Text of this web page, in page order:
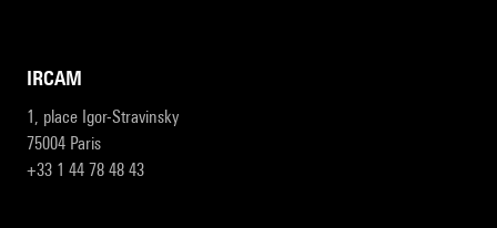
IRCAM
1, place Igor-Stravinsky
75004 Paris
+33 1 44 78 48 43